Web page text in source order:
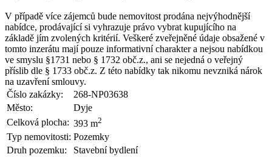
V případě více zájemců bude nemovitost prodána nejvýhodnější
nabídce, prodávající si vyhrazuje právo vybrat kupujícího na
základě jím zvolených kritérií. Veškeré zveřejněné údaje obsažené v
tomto inzerátu mají pouze informativní charakter a nejsou nabídkou
ve smyslu §1731 nebo § 1732 obč.z., ani se nejedná o veřejný
příslib dle § 1733 obč.z. Z této nabídky tak nikomu nevzniká nárok
na uzavření smlouvy.
Číslo zakázky:
268-NP03638
Město:
Dyje
Celková plocha: 393 m2
Typ nemovitosti: Pozemky
Druh pozemku:
Stavební bydlení